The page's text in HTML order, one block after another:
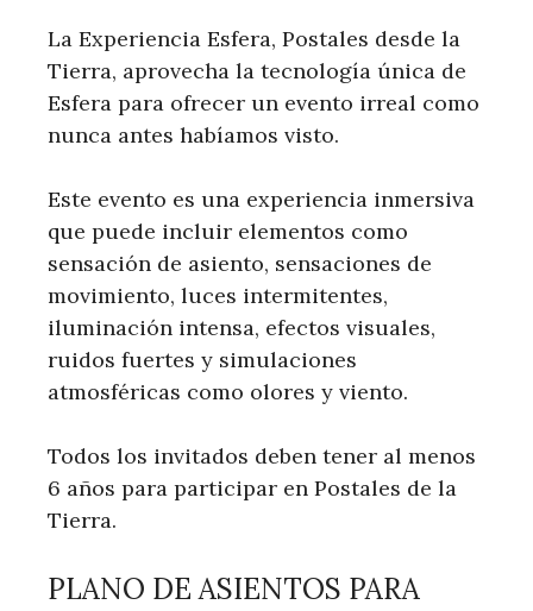
La Experiencia Esfera, Postales desde la
Tierra, aprovecha la tecnología única de
Esfera para ofrecer un evento irreal como
nunca antes habíamos visto.
Este evento es una experiencia inmersiva
que puede incluir elementos como
sensación de asiento, sensaciones de
movimiento, luces intermitentes,
iluminación intensa, efectos visuales,
ruidos fuertes y simulaciones
atmosféricas como olores y viento.
Todos los invitados deben tener al menos
6 años para participar en Postales de la
Tierra.
PLANO DE ASIENTOS PARA